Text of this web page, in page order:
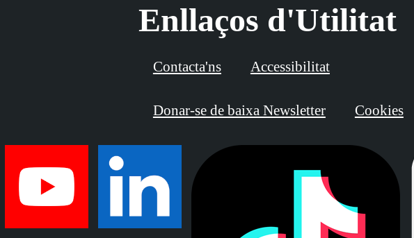
Enllaços d'Utilitat
Contacta'ns Accessibilitat
Donar-se de baixa Newsletter Cookies